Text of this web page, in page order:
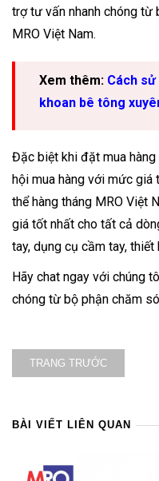
trợ tư vấn nhanh chóng từ
MRO Việt Nam.
Xem thêm: Cách
khoan bê tông
Đặc biệt khi đặt mua
hội mua hàng với mức giá
thể hàng tháng MRO Việt
giá tốt nhất cho tất cả
tay, dụng cụ cầm tay,
Hãy chat ngay với chúng
chóng từ bộ phận chăm
TRANG TRƯỚC
BÀI VIẾT LIÊN QUAN